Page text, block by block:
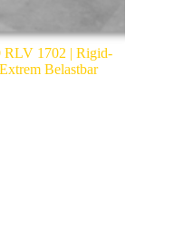
RLV 1702 | Rigid-
Belastbar